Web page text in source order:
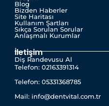
Blog
Bizden Haberler
Site Haritası
Kullanım Şartları
Sıkça Sorulan Sorular
Anlaşmalı Kurumlar
İletişim
Diş Randevusu Al
Telefon: 02163391314
Telefon: 05331368785
Mail: info@dentvital.com.tr